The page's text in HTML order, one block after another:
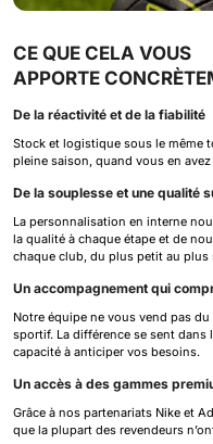
CE QUE CELA VOUS
APPORTE
De la réactivité et de la fiabilité
Stock et logistique sous le même
pleine saison, quand vous en
De la souplesse et une qualité
La personnalisation en interne
la qualité à chaque étape et de
chaque club, du plus petit au plus
Un accompagnement qui
Notre équipe ne vous vend pas
sportif. La différence se sent
capacité à anticiper vos besoins.
Un accès à des gammes
Grâce à nos partenariats Nike et
que la plupart des revendeurs